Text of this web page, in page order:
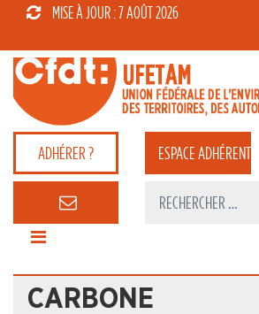
MISE À JOUR : 7 AOÛT 2026
ADHÉRER ? ESPACEADHÉRENT
CARBONE